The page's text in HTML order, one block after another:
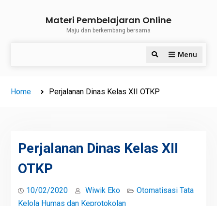
Materi Pembelajaran Online
Maju dan berkembang bersama
Menu
Search
Home Perjalanan Dinas Kelas XII OTKP
Perjalanan Dinas Kelas XII
OTKP
10/02/2020 Wiwik Eko
Otomatisasi Tata
Kelola Humas dan Keprotokolan